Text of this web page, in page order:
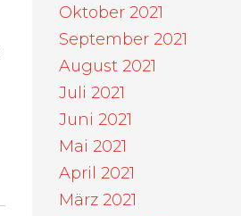
Oktober 2021
September 2021
August 2021
Juli 2021
Juni 2021
Mai 2021
April 2021
März 2021